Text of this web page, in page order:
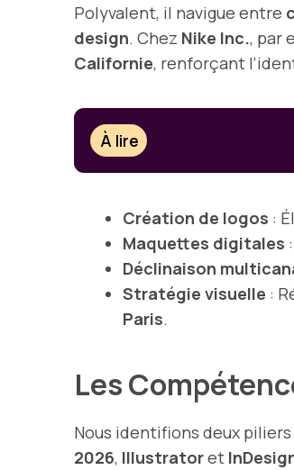
Polyvalent, il navigue entre
design. Chez Nike Inc., par
Californie, renforçant
À lire
Création de logos :
Maquettes digitales
Déclinaison
Stratégie visuelle :
Paris.
Les
Nous identifions deux
2026, Illustratoret